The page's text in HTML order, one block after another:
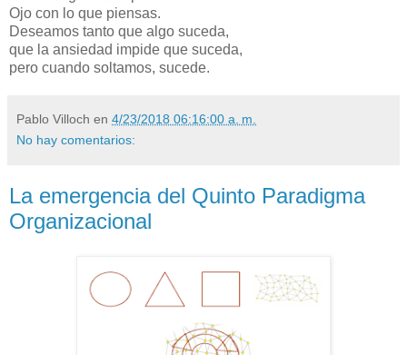
Ojo con lo que piensas.
Deseamos tanto que algo suceda,
que la ansiedad impide que suceda,
pero cuando soltamos, sucede.
Pablo Villoch en 4/23/2018 06:16:00 a. m.
No hay comentarios:
La emergencia del Quinto Paradigma
Organizacional